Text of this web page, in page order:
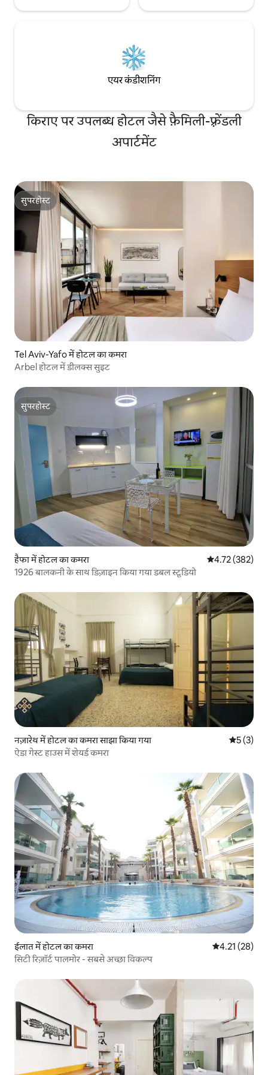
एयर कंडीशनिंग
किराए पर उपलब्ध होटल जैसे फ़ैमिली-फ़्रेंडली
अपार्टमेंट
सुपरहोस्ट
सुपरहोस्ट
Tel Aviv-Yafo में होटल का कमरा
Arbel होटल में डीलक्स सुइट
सुपरहोस्ट
सुपरहोस्ट
हैफा में होटल का कमरा औसत रेटिंग 5 में से
4.72 (382)
1926 बालकनी के साथ डिज़ाइन किया गया डबल स्टूडियो
नज़ारेथ में होटल का कमरा साझा किया गया औसत रेटिंग
5 (3)
ऐडा गेस्ट हाउस में शेयर्ड कमरा
ईलात में होटल का कमरा औसत रेटिंग 5 में
4.21 (28)
सिटी रिज़ॉर्ट पालमोर - सबसे अच्छा विकल्प